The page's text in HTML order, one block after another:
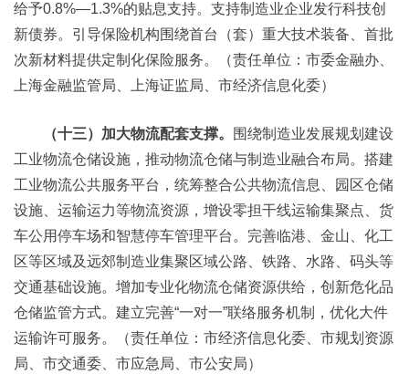
给予0.8%—1.3%的贴息支持。支持制造业企业发行科技创
新债券。引导保险机构围绕首台（套）重大技术装备、首批
次新材料提供定制化保险服务。（责任单位：市委金融办、
上海金融监管局、上海证监局、市经济信息化委）
（十三）加大物流配套支撑。
围绕制造业发展规划建设
工业物流仓储设施，推动物流仓储与制造业融合布局。搭建
工业物流公共服务平台，统筹整合公共物流信息、园区仓储
设施、运输运力等物流资源，增设零担干线运输集聚点、货
车公用停车场和智慧停车管理平台。完善临港、金山、化工
区等区域及远郊制造业集聚区域公路、铁路、水路、码头等
交通基础设施。增加专业化物流仓储资源供给，创新危化品
仓储监管方式。建立完善“一对一”联络服务机制，优化大件
运输许可服务。（责任单位：市经济信息化委、市规划资源
局、市交通委、市应急局、市公安局）